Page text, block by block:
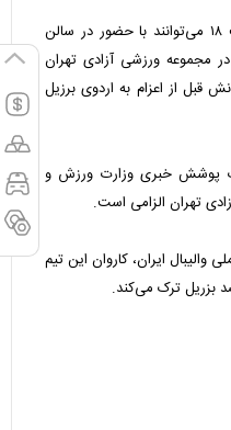
بر این اساس اصحاب رسانه از ساعت ۱۸ می‌توانند با حضور در سالن
مجموعه ورزشی آزادی تهران
قبل از اعزام به اردوی برزیل
پوشش خبری وزارت ورزش و
تهران الزامی است.
والیبال ایران، کاروان این تیم
بزریل ترک می‌کند.